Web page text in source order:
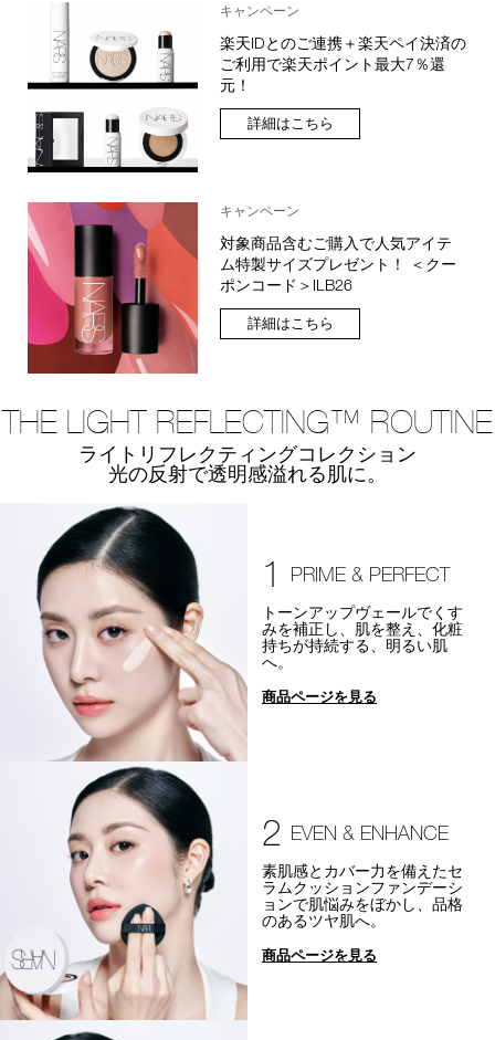
キャンペーン
楽天IDとのご連携＋楽天ペイ決済の
ご利用で楽天ポイント最大7％還
元！
詳細はこちら
キャンペーン
対象商品含むご購入で人気アイテ
ム特製サイズプレゼント！ ＜クー
ポンコード＞ILB26
詳細はこちら
THE LIGHT REFLECTING™ ROUTINE
ライトリフレクティングコレクション
光の反射で透明感溢れる肌に。
1 PRIME & PERFECT
トーンアップヴェールでくす
みを補正し、肌を整え、化粧
持ちが持続する、明るい肌
へ。
商品ページを見る
2 EVEN & ENHANCE
素肌感とカバー力を備えたセ
ラムクッションファンデーシ
ョンで肌悩みをぼかし、品格
のあるツヤ肌へ。
商品ページを見る